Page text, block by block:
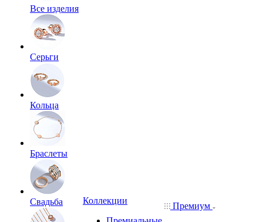
Все изделия
Серьги
Кольца
Браслеты
Свадьба
Коллекции
Премиум